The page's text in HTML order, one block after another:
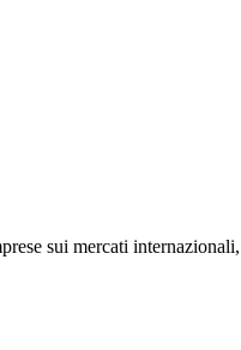
sui mercati